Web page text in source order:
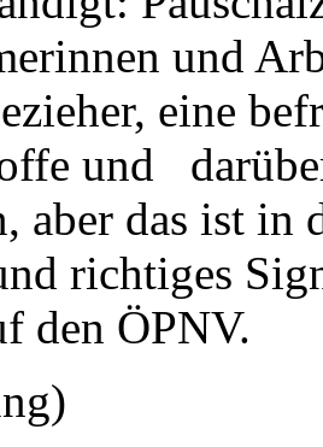
und
eine
und
aber das ist
richtiges
den ÖPNV.